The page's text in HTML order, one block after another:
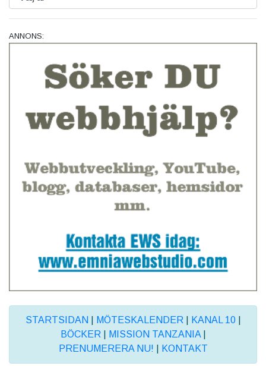
ANNONS:
STARTSIDAN MÖTESKALENDER KANAL 10|
BÖCKER
MISSION TANZANIA|
PRENUMERERA NU!
KONTAKT